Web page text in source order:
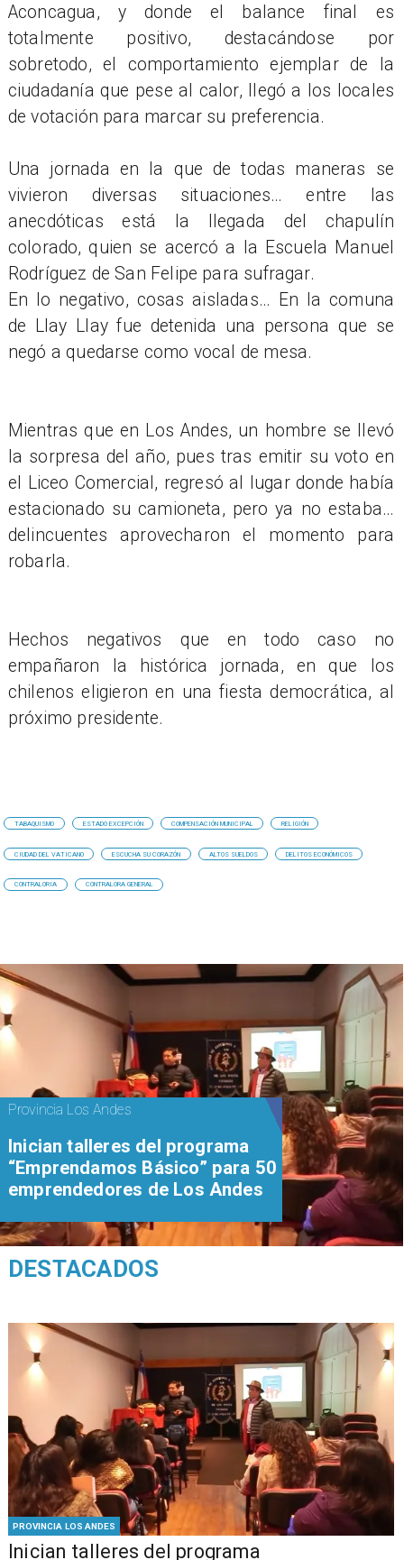
Aconcagua, y donde el balance final es
totalmente positivo, destacándose por
sobretodo, el comportamiento ejemplar de la
ciudadanía que pese al calor, llegó a los locales
de votación para marcar su preferencia.
Una jornada en la que de todas maneras se
vivieron diversas situaciones… entre las
anecdóticas está la llegada del chapulín
colorado, quien se acercó a la Escuela Manuel
Rodríguez de San Felipe para sufragar.
En lo negativo, cosas aisladas… En la comuna
de Llay Llay fue detenida una persona que se
negó a quedarse como vocal de mesa.
Mientras que en Los Andes, un hombre se llevó
la sorpresa del año, pues tras emitir su voto en
el Liceo Comercial, regresó al lugar donde había
estacionado su camioneta, pero ya no estaba…
delincuentes aprovecharon el momento para
robarla.
Hechos negativos que en todo caso no
empañaron la histórica jornada, en que los
chilenos eligieron en una fiesta democrática, al
próximo presidente.
TABAQUISMO ESTADO EXCEPCIÓN COMPENSACIÓN MUNICIPAL RELIGIÓN
CIUDAD DEL VATICANO ESCUCHA SU CORAZÓN ALTOS SUELDOS DELITOS ECONÓMICOS
CONTRALORIA CONTRALORA GENERAL
PROVINCIA LOS ANDES
Inician talleres del programa
Provincia Los Andes
Inician talleres del programa
“Emprendamos Básico” para 50
emprendedores de Los Andes
DESTACADOS